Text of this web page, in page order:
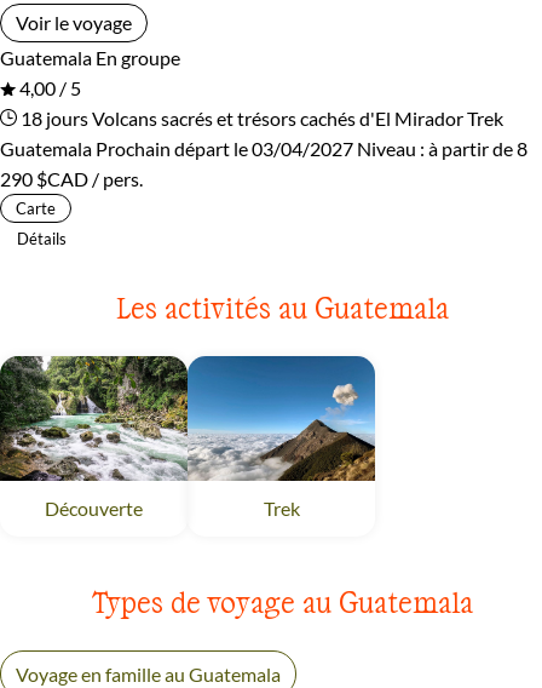
Voir le voyage
Guatemala En groupe
4,00 / 5
18 joursVolcans sacrés et trésors cachés d'El MiradorTrek
Guatemala Prochain départ le 03/04/2027 Niveau : à partir de8
290 $CAD / pers.
Carte
Détails
Les activités au Guatemala
Découverte TrekGuatemala
Types de voyage au Guatemala
Voyage en famille au Guatemala